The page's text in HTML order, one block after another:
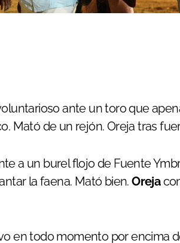
ante un toro que
Mató de un rejón. Oreja tras
a un burel flojo de Fuente
la faena. Mató bien.Oreja
en todo momento por encima